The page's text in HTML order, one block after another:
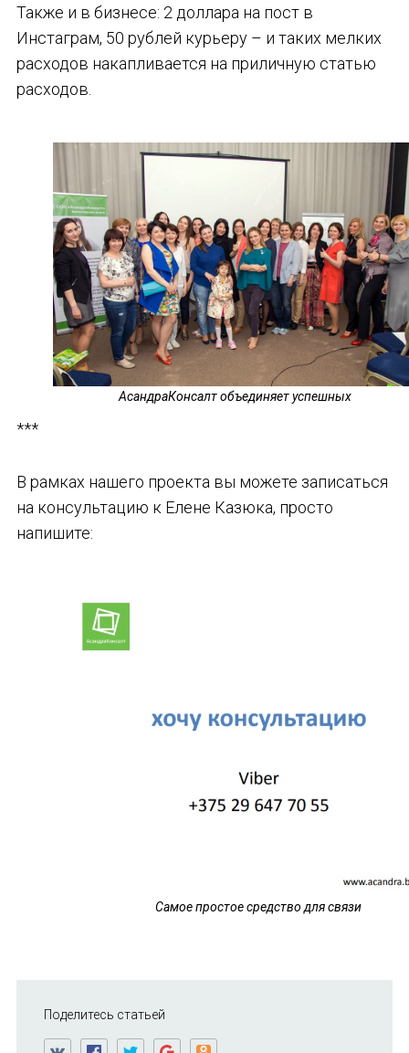
Также и в бизнесе: 2 доллара на пост в
Инстаграм, 50 рублей курьеру – и таких мелких
расходов накапливается на приличную статью
расходов.
АсандраКонсалт объединяет успешных
***
В рамках нашего проекта вы можете записаться
на консультацию к Елене Казюка, просто
напишите:
Самое простое средство для связи
Поделитесь статьей